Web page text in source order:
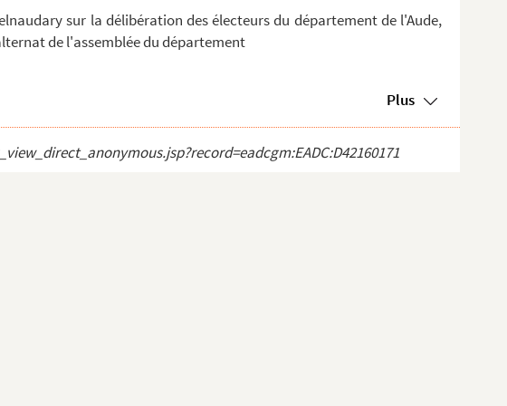
sur la délibération des électeurs du département de l'Aude,
de l'assemblée du département
Plus